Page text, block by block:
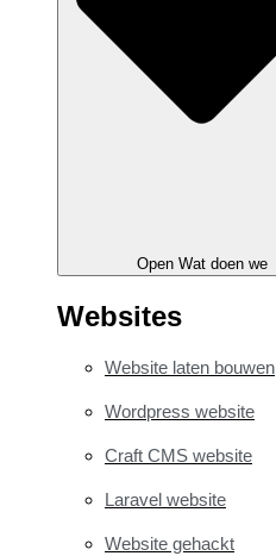
Open Wat doen we
Websites
Website laten bouwen
Wordpress website
Craft CMS website
Laravel website
Website gehackt